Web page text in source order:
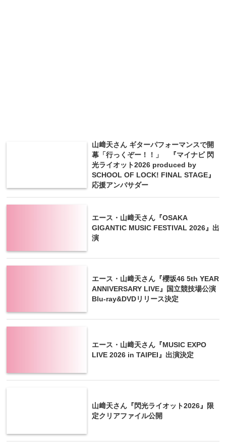
山﨑天さん ギターパフォーマンスで開
幕「行っくぞー！！」 『マイナビ 閃
光ライオット2026 produced by
SCHOOL OF LOCK! FINAL STAGE』
応援アンバサダー
エース・山﨑天さん『OSAKA
GIGANTIC MUSIC FESTIVAL 2026』出
演
エース・山﨑天さん『櫻坂46 5th YEAR
ANNIVERSARY LIVE』国立競技場公演
Blu-ray&DVDリリース決定
エース・山﨑天さん『MUSIC EXPO
LIVE 2026 in TAIPEI』出演決定
山﨑天さん『閃光ライオット2026』限
定クリアファイル公開